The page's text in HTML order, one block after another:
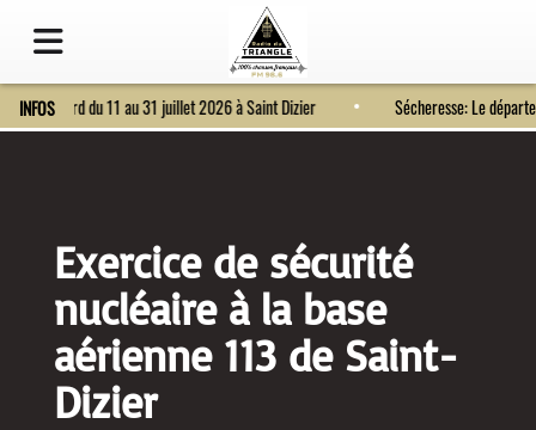
INFOS
Fort Bragard du 11 au 31 juillet 2026 à Saint Dizier Sécheresse: Le
Exercice de sécurité
nucléaire à la base
aérienne 113 de Saint-
Dizier